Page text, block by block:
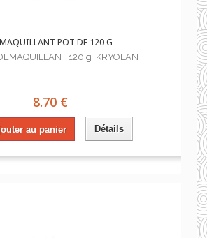
POT DE 120 G
120 g KRYOLAN
8.70 €
au panier Détails